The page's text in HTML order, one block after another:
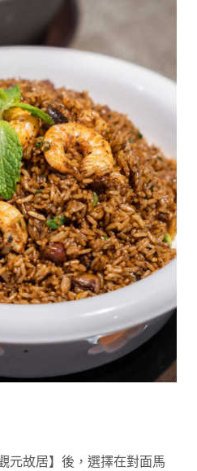
元故居】後，選擇在對面馬